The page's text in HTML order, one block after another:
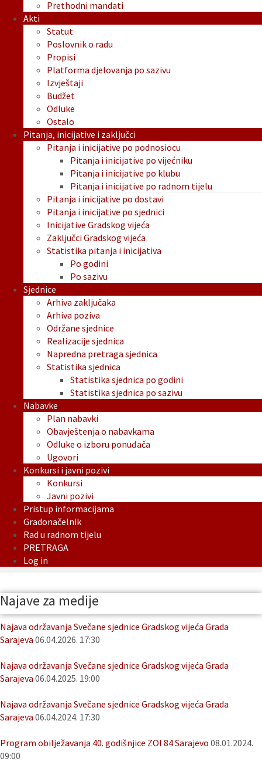
Prethodni mandati
Akti
Statut
Poslovnik o radu
Propisi
Platforma djelovanja po sazivu
Izvještaji
Budžet
Odluke
Ostalo
Pitanja, inicijative i zaključci
Pitanja i inicijative po podnosiocu
Pitanja i inicijative po vijećniku
Pitanja i inicijative po klubu
Pitanja i inicijative po radnom tijelu
Pitanja i inicijative po dostavi
Pitanja i inicijative po sjednici
Inicijative Gradskog vijeća
Zaključci Gradskog vijeća
Statistika pitanja i inicijativa
Po godini
Po sazivu
Sjednice
Arhiva zaključaka
Arhiva poziva
Održane sjednice
Realizacije sjednica
Napredna pretraga sjednica
Statistika sjednica
Statistika sjednica po godini
Statistika sjednica po sazivu
Nabavke
Plan nabavki
Obavještenja o nabavkama
Odluke o izboru ponuđača
Ugovori
Konkursi i javni pozivi
Konkursi
Javni pozivi
Pristup informacijama
Gradonačelnik
Rad u radnom tijelu
PRETRAGA
Log in
Najave za medije
Najava održavanja Svečane sjednice Gradskog vijeća Grada
Sarajeva 06.04.2026. 17:30
Najava održavanja Svečane sjednice Gradskog vijeća Grada
Sarajeva 06.04.2025. 19:00
Najava održavanja Svečane sjednice Gradskog vijeća Grada
Sarajeva 06.04.2024. 17:30
Program obilježavanja 40. godišnjice ZOI 84 Sarajevo 08.01.2024.
09:00